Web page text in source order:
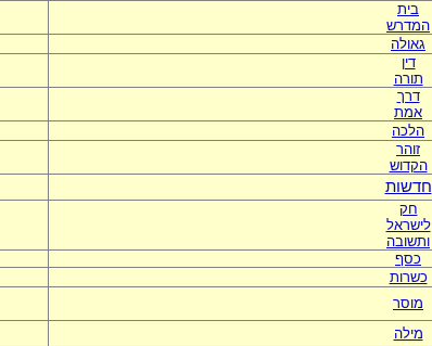
בית
המדרש
גאולה
דין
תורה
דרך
אמת
הלכה
זוהר
הקדוש
חדשות
חק
לישראל
ותשובה
כסף
כשרות
מוסר
מילה